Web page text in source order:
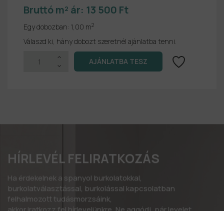
Bruttó m² ár: 13 500 Ft
Egy dobozban: 1,00 m2
Válaszd ki, hány dobozt szeretnél ajánlatba tenni.
HÍRLEVÉL FELIRATKOZÁS
Ha érdekelnek a spanyol burkolatokkal,
burkolatválasztással, burkolással kapcsolatban
felhalmozott tudásmorzsáink,